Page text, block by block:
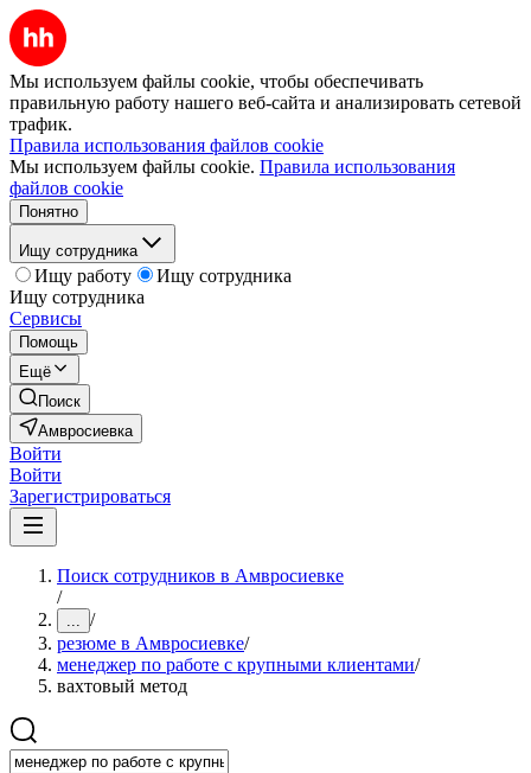
Мы используем файлы cookie, чтобы обеспечивать
правильную работу нашего веб-сайта и анализировать сетевой
трафик.
Правила использования файлов cookie
Мы используем файлы cookie. Правила использования
файлов cookie
Понятно
Ищу сотрудника
Ищу работу
Ищу сотрудника
Ищу сотрудника
Сервисы
Помощь
Ещё
Поиск
Амвросиевка
Войти
Войти
Зарегистрироваться
Поиск сотрудников в Амвросиевке
/
... /
резюме в Амвросиевке/
менеджер по работе с крупными клиентами/
вахтовый метод